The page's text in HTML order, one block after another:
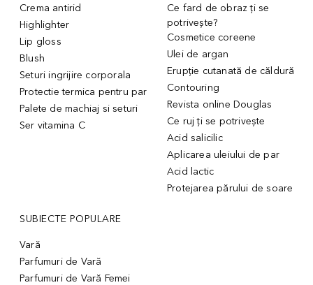
Crema antirid
Highlighter
Lip gloss
Blush
Seturi ingrijire corporala
Protectie termica pentru par
Palete de machiaj si seturi
Ser vitamina C
Ce fard de obraz ți se
potrivește?
Cosmetice coreene
Ulei de argan
Erupție cutanată de căldură
Contouring
Revista online Douglas
Ce ruj ți se potrivește
Acid salicilic
Aplicarea uleiului de par
Acid lactic
Protejarea părului de soare
SUBIECTE POPULARE
Vară
Parfumuri de Vară
Parfumuri de Vară Femei